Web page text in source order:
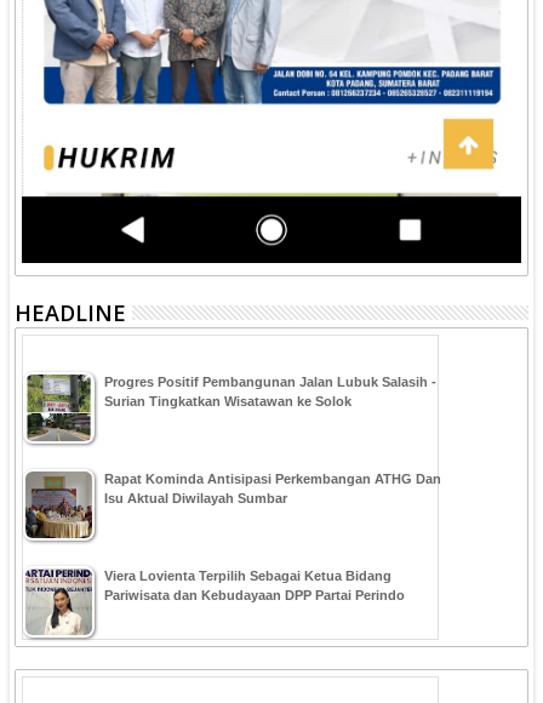
HEADLINE
Progres Positif Pembangunan Jalan Lubuk Salasih -
Surian Tingkatkan Wisatawan ke Solok
Rapat Kominda Antisipasi Perkembangan ATHG Dan
Isu Aktual Diwilayah Sumbar
Viera Lovienta Terpilih Sebagai Ketua Bidang
Pariwisata dan Kebudayaan DPP Partai Perindo